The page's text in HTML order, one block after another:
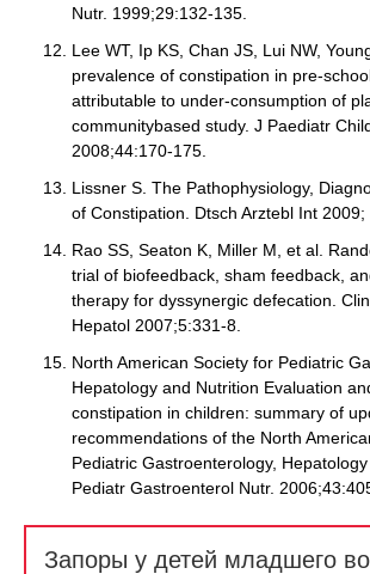
Nutr. 1999;29:132-135.
Lee WT, Ip KS, Chan JS, Lui NW,
prevalence of constipation in pre-
attributable to under-consumption of
communitybased study. J Paediatr
2008;44:170-175.
Lissner S. The Pathophysiology,
of Constipation. Dtsch Arztebl Int 2009;
Rao SS, Seaton K, Miller M, et al.
trial of biofeedback, sham feedback,
therapy for dyssynergic defecation.
Hepatol 2007;5:331-8.
North American Society for Pediatric
Hepatology and Nutrition Evaluation
constipation in children: summary of
recommendations of the North
Pediatric Gastroenterology,
Pediatr Gastroenterol Nutr.
Запоры у детей младшего